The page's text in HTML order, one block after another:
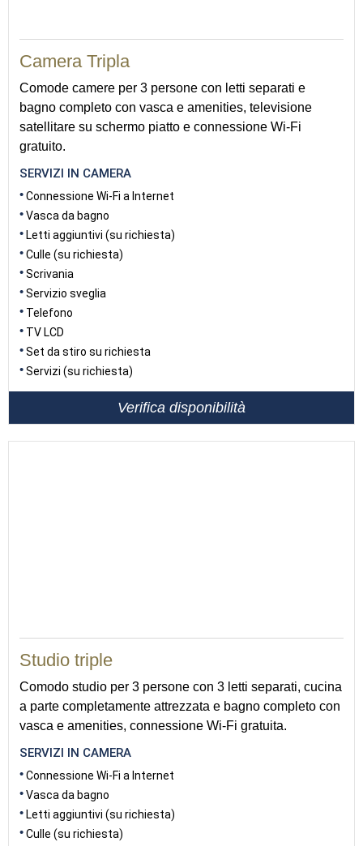
Camera Tripla
Comode camere per 3 persone con letti separati e
bagno completo con vasca e amenities, televisione
satellitare su schermo piatto e connessione Wi-Fi
gratuito.
SERVIZI IN CAMERA
Connessione Wi-Fi a Internet
Vasca da bagno
Letti aggiuntivi (su richiesta)
Culle (su richiesta)
Scrivania
Servizio sveglia
Telefono
TV LCD
Set da stiro su richiesta
Servizi (su richiesta)
Verifica disponibilità
Studio triple
Comodo studio per 3 persone con 3 letti separati, cucina
a parte completamente attrezzata e bagno completo con
vasca e amenities, connessione Wi-Fi gratuita.
SERVIZI IN CAMERA
Connessione Wi-Fi a Internet
Vasca da bagno
Letti aggiuntivi (su richiesta)
Culle (su richiesta)